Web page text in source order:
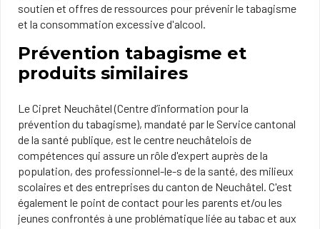
soutien et offres de ressources pour prévenir le tabagisme
et la consommation excessive d'alcool.
Prévention tabagisme et
produits similaires
Le Cipret Neuchâtel (Centre d’information pour la
prévention du tabagisme), mandaté par le Service cantonal
de la santé publique, est le centre neuchâtelois de
compétences qui assure un rôle d'expert auprès de la
population, des professionnel-le-s de la santé, des milieux
scolaires et des entreprises du canton de Neuchâtel. C'est
également le point de contact pour les parents et/ou les
jeunes confrontés à une problématique liée au tabac et aux